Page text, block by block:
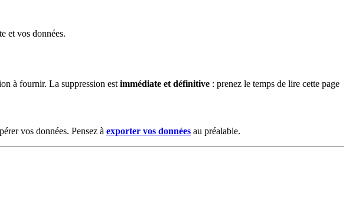
et vos données.
à fournir. La suppression est immédiate et définitive : prenez le temps de lire cette page
vos données. Pensez à exporter vos données au préalable.